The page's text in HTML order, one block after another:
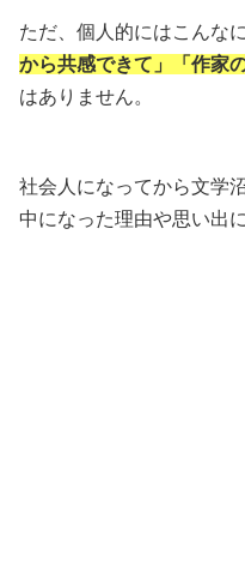
ただ、個人的にはこんなに
から共感できて」「作家
はありません。
社会人になってから文学
中になった理由や思い出